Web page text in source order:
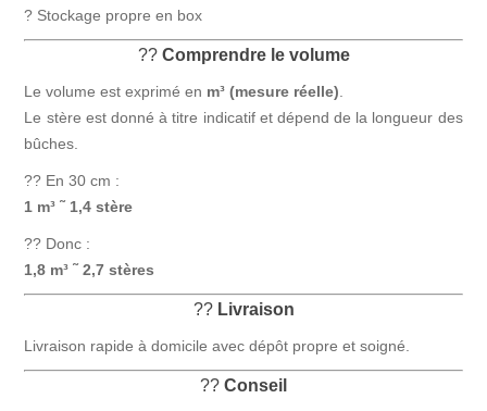
? Stockage propre en box
?? Comprendre le volume
Le volume est exprimé en m³ (mesure réelle).
Le stère est donné à titre indicatif et dépend de la longueur des
bûches.
?? En 30 cm :
1 m³ ˜ 1,4 stère
?? Donc :
1,8 m³ ˜ 2,7 stères
?? Livraison
Livraison rapide à domicile avec dépôt propre et soigné.
?? Conseil